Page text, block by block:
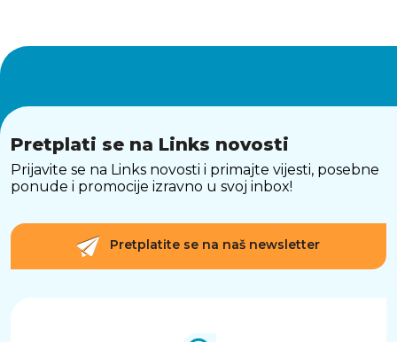
Pretplati se na Links novosti
Prijavite se na Links novosti i primajte vijesti, posebne
ponude i promocije izravno u svoj inbox!
Pretplatite se na naš newsletter